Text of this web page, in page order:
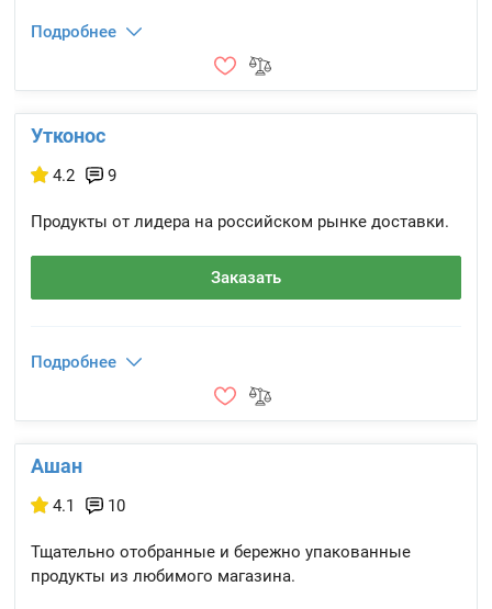
Подробнее
Утконос
4.2 9
Продукты от лидера на российском рынке доставки.
Заказать
Подробнее
Ашан
4.1 10
Тщательно отобранные и бережно упакованные
продукты из любимого магазина.